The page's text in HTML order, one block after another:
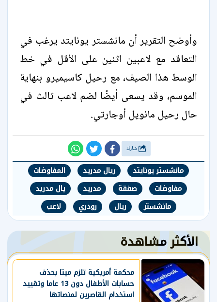
وأوضح التقرير أن مانشستر يونايتد يرغب في
التعاقد مع لاعبين اثنين على الأقل في خط
الوسط هذا الصيف، مع رحيل كاسيميرو بنهاية
الموسم، وقد يسعى أيضًا لضم لاعب ثالث في
حال رحيل مانويل أوجارتي.
مانشستر يونايتد ريال مدريد
المفاوضات
مفاوضات
صفقة مدريد
يال مدريد
مانشستر
ريال رودري لاعب
الأكثر مشاهدة
محكمة أمريكية تلزم ميتا بحذف
حسابات الأطفال دون 13 عاما وتقييد
استخدام القاصرين لمنصاتها